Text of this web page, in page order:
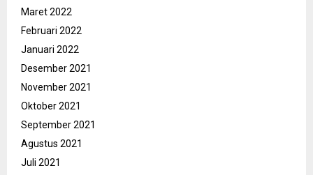
Maret 2022
Februari 2022
Januari 2022
Desember 2021
November 2021
Oktober 2021
September 2021
Agustus 2021
Juli 2021